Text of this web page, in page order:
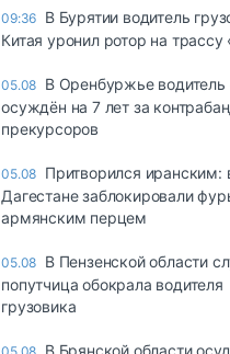
09:36 В Бурятии водитель
Китая уронил ротор на трассу
05.08 В Оренбуржье
осуждён на 7 лет за
прекурсоров
05.08 Притворился иранским:
Дагестане заблокировали
армянским перцем
05.08 В Пензенской области
попутчица обокрала водителя
грузовика